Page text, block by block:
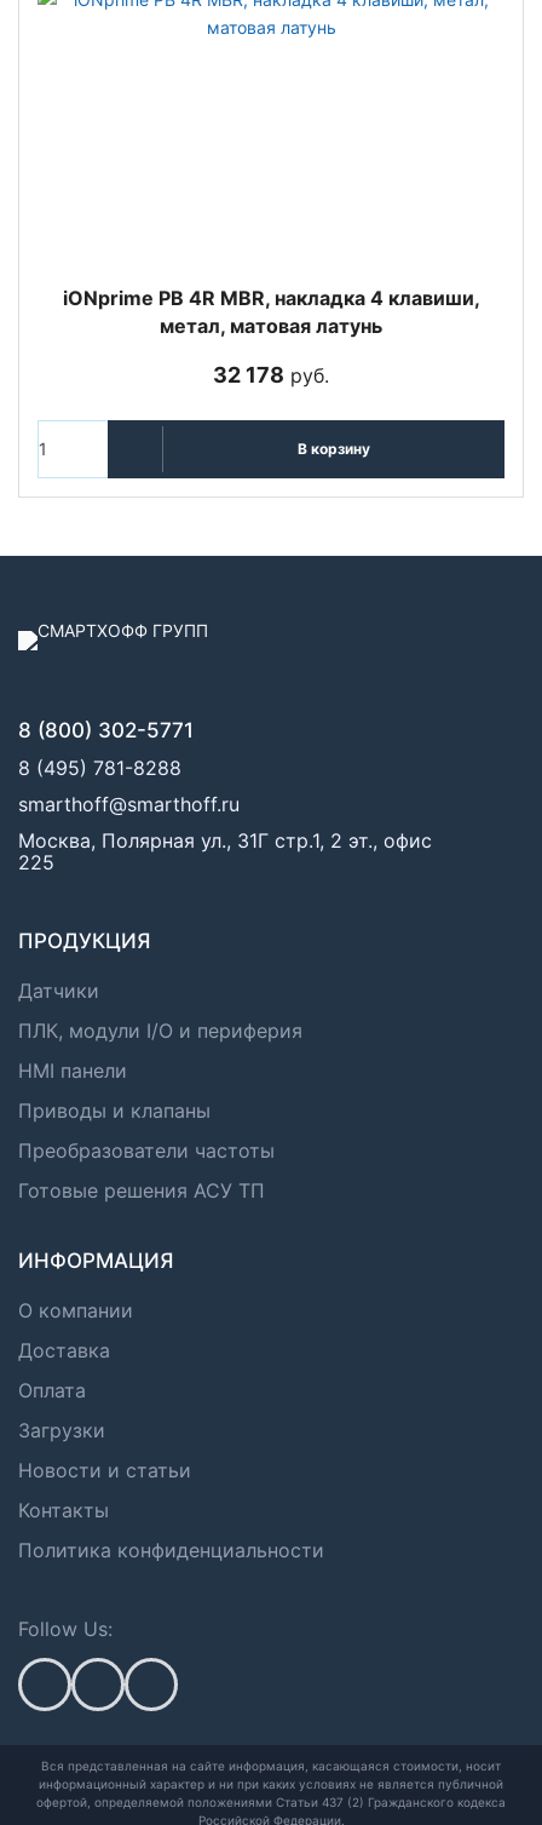
iONprime PB 4R MBR, накладка 4 клавиши,
метал, матовая латунь
32 178 руб.
В корзину
8 (800) 302-5771
8 (495) 781-8288
smarthoff@smarthoff.ru
Москва, Полярная ул., 31Г стр.1, 2 эт., офис
225
ПРОДУКЦИЯ
Датчики
ПЛК, модули I/O и периферия
HMI панели
Приводы и клапаны
Преобразователи частоты
Готовые решения АСУ ТП
ИНФОРМАЦИЯ
О компании
Доставка
Оплата
Загрузки
Новости и статьи
Контакты
Политика конфиденциальности
Follow Us:
Вся представленная на сайте информация, касающаяся стоимости, носит
информационный характер и ни при каких условиях не является публичной
офертой, определяемой положениями Статьи 437 (2) Гражданского кодекса
Российской Федерации.